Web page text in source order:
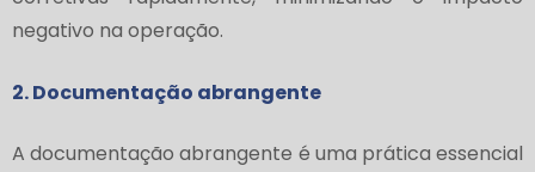
negativo na operação.
2. Documentação abrangente
A documentação abrangente é uma prática essencial